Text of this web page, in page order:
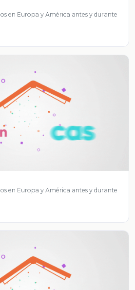
en Europa y América antes y durante
en Europa y América antes y durante